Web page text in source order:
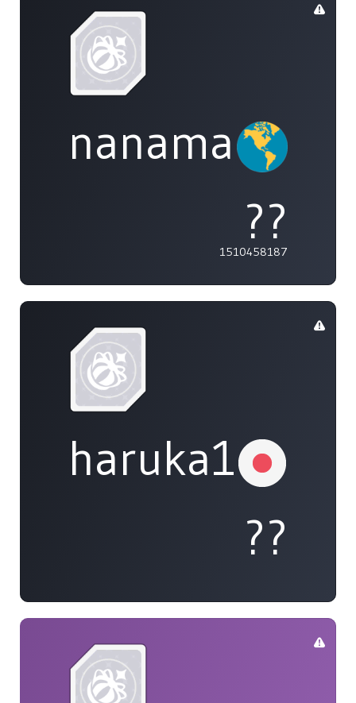
??
1510458187
haruka108
??